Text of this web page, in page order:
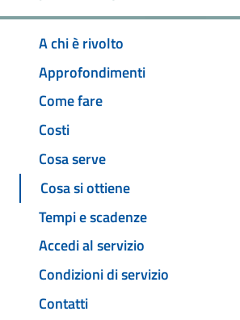
A chi è rivolto
Approfondimenti
Come fare
Costi
Cosa serve
Cosa si ottiene
Tempi e scadenze
Accedi al servizio
Condizioni di servizio
Contatti